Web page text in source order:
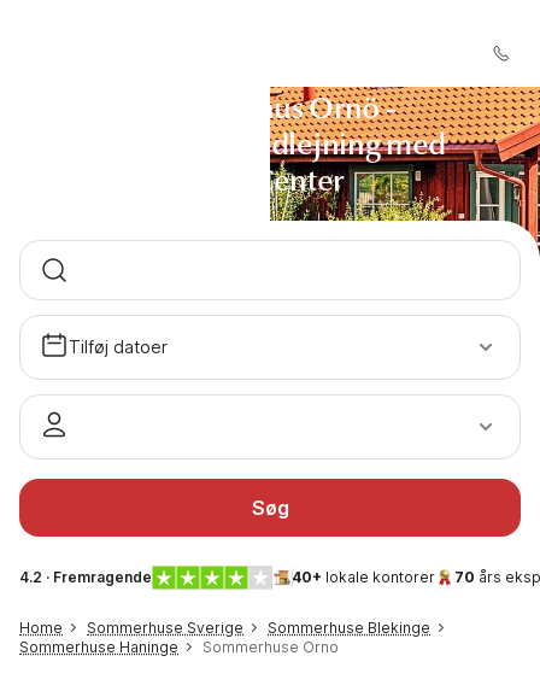
Sommerhus Ornö -
Sommerhusudlejning med
DanCenter
Tilføj datoer
Søg
4.2 · Fremragende 40+ lokale kontorer 70 års
Home Sommerhuse Sverige
Sommerhuse Blekinge
Sommerhuse Haninge
Sommerhuse Orno